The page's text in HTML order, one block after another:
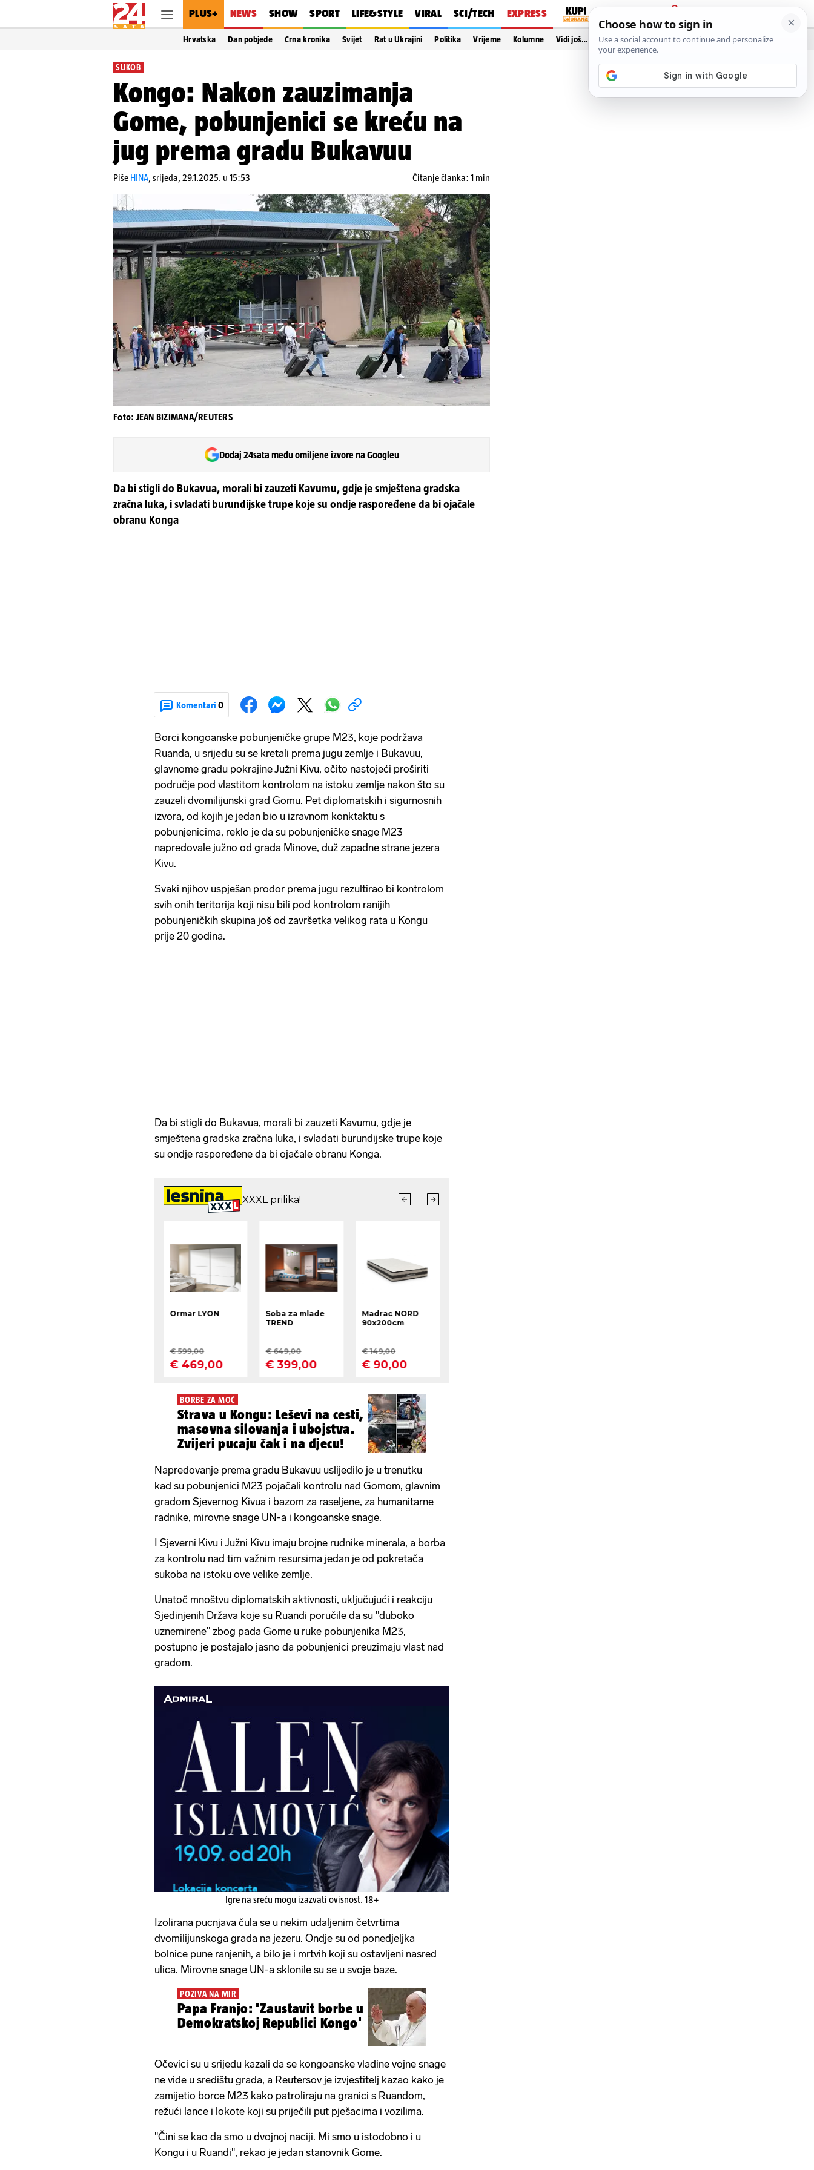
PLUS+ NEWS SHOW SPORT LIFE&STYLE VIRAL SCI/TECH EXPRESS
PRIJAVA
Hrvatska Dan pobjede Crna kronika Svijet Rat u Ukrajini Politika Vrijeme Kolumne Vidi još…
SUKOB
Kongo: Nakon zauzimanja
Gome, pobunjenici se kreću na
jug prema gradu Bukavuu
Piše HINA,srijeda, 29.1.2025. u 15:53 Čitanje članka: 1 min
Foto: JEAN BIZIMANA/REUTERS
Dodaj 24sata među omiljene izvore na Googleu
Da bi stigli do Bukavua, morali bi zauzeti Kavumu, gdje je smještena gradska
zračna luka, i svladati burundijske trupe koje su ondje raspoređene da bi ojačale
obranu Konga
Komentari 0
Borci kongoanske pobunjeničke grupe M23, koje podržava
Ruanda, u srijedu su se kretali prema jugu zemlje i Bukavuu,
glavnome gradu pokrajine Južni Kivu, očito nastojeći proširiti
područje pod vlastitom kontrolom na istoku zemlje nakon što su
zauzeli dvomilijunski grad Gomu. Pet diplomatskih i sigurnosnih
izvora, od kojih je jedan bio u izravnom konktaktu s
pobunjenicima, reklo je da su pobunjeničke snage M23
napredovale južno od grada Minove, duž zapadne strane jezera
Kivu.
Svaki njihov uspješan prodor prema jugu rezultirao bi kontrolom
svih onih teritorija koji nisu bili pod kontrolom ranijih
pobunjeničkih skupina još od završetka velikog rata u Kongu
prije 20 godina.
Da bi stigli do Bukavua, morali bi zauzeti Kavumu, gdje je
smještena gradska zračna luka, i svladati burundijske trupe koje
su ondje raspoređene da bi ojačale obranu Konga.
BORBE ZA MOĆ
Strava u Kongu: Leševi na cesti,
masovna silovanja i ubojstva.
Zvijeri pucaju čak i na djecu!
Napredovanje prema gradu Bukavuu uslijedilo je u trenutku
kad su pobunjenici M23 pojačali kontrolu nad Gomom, glavnim
gradom Sjevernog Kivua i bazom za raseljene, za humanitarne
radnike, mirovne snage UN-a i kongoanske snage.
I Sjeverni Kivu i Južni Kivu imaju brojne rudnike minerala, a borba
za kontrolu nad tim važnim resursima jedan je od pokretača
sukoba na istoku ove velike zemlje.
Unatoč mnoštvu diplomatskih aktivnosti, uključujući i reakciju
Sjedinjenih Država koje su Ruandi poručile da su "duboko
uznemirene" zbog pada Gome u ruke pobunjenika M23,
postupno je postajalo jasno da pobunjenici preuzimaju vlast nad
gradom.
Igre na sreću mogu izazvati ovisnost. 18+
Izolirana pucnjava čula se u nekim udaljenim četvrtima
dvomilijunskoga grada na jezeru. Ondje su od ponedjeljka
bolnice pune ranjenih, a bilo je i mrtvih koji su ostavljeni nasred
ulica. Mirovne snage UN-a sklonile su se u svoje baze.
POZIVA NA MIR
Papa Franjo: 'Zaustavit borbe u
Demokratskoj Republici Kongo'
Očevici su u srijedu kazali da se kongoanske vladine vojne snage
ne vide u središtu grada, a Reutersov je izvjestitelj kazao kako je
zamijetio borce M23 kako patroliraju na granici s Ruandom,
režući lance i lokote koji su priječili put pješacima i vozilima.
"Čini se kao da smo u dvojnoj naciji. Mi smo u istodobno i u
Kongu i u Ruandi", rekao je jedan stanovnik Gome.